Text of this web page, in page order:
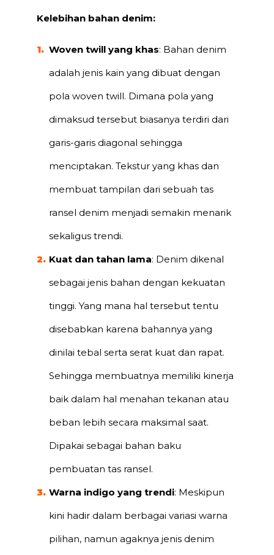
Kelebihan bahan denim:
Woven twill yang khas: Bahan denim
adalah jenis kain yang dibuat dengan
pola woven twill. Dimana pola yang
dimaksud tersebut biasanya terdiri dari
garis-garis diagonal sehingga
menciptakan. Tekstur yang khas dan
membuat tampilan dari sebuah tas
ransel denim menjadi semakin menarik
sekaligus trendi.
Kuat dan tahan lama: Denim dikenal
sebagai jenis bahan dengan kekuatan
tinggi. Yang mana hal tersebut tentu
disebabkan karena bahannya yang
dinilai tebal serta serat kuat dan rapat.
Sehingga membuatnya memiliki kinerja
baik dalam hal menahan tekanan atau
beban lebih secara maksimal saat.
Dipakai sebagai bahan baku
pembuatan tas ransel.
Warna indigo yang trendi: Meskipun
kini hadir dalam berbagai variasi warna
pilihan, namun agaknya jenis denim